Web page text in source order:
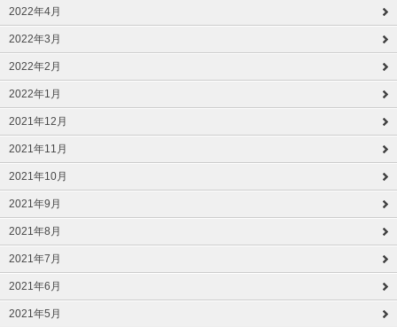
2022年4月
2022年3月
2022年2月
2022年1月
2021年12月
2021年11月
2021年10月
2021年9月
2021年8月
2021年7月
2021年6月
2021年5月